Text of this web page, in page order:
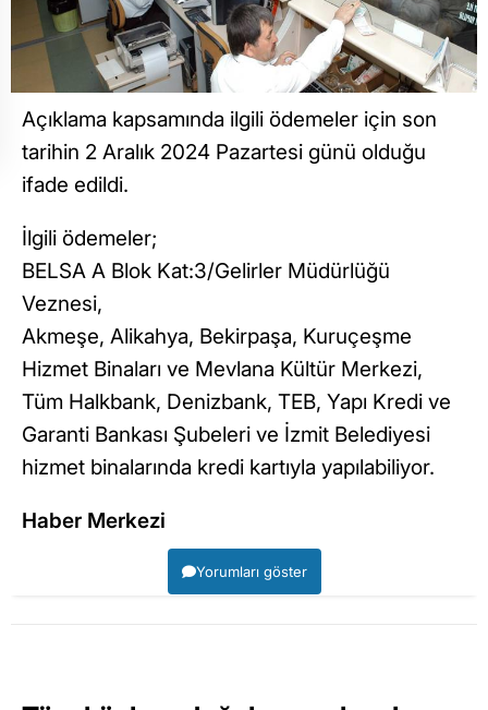
Açıklama kapsamında ilgili ödemeler için son
tarihin 2 Aralık 2024 Pazartesi günü olduğu
ifade edildi.
İlgili ödemeler;
BELSA A Blok Kat:3/Gelirler Müdürlüğü
Veznesi,
Akmeşe, Alikahya, Bekirpaşa, Kuruçeşme
Hizmet Binaları ve Mevlana Kültür Merkezi,
Tüm Halkbank, Denizbank, TEB, Yapı Kredi ve
Garanti Bankası Şubeleri ve İzmit Belediyesi
hizmet binalarında kredi kartıyla yapılabiliyor.
Haber Merkezi
Yorumları göster